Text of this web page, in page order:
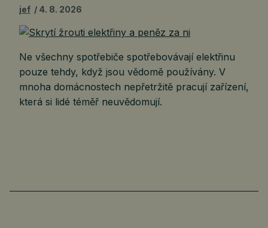
jef 4. 8. 2026
Ne všechny spotřebiče spotřebovávají elektřinu
pouze tehdy, když jsou vědomě používány. V
mnoha domácnostech nepřetržitě pracují zařízení,
která si lidé téměř neuvědomují.